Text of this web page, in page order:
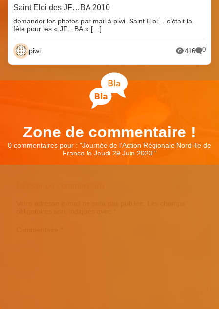
Saint Eloi des JF…BA 2010
demander les photos par mail à piwi. Saint Eloi… c’était la
fête pour les « JF…BA » […]
piwi 416 0
Zone de commentaire !
0 commentaires pour : "Journée de l’Action Régionale Nord-Ile de
France le Jeudi 29 Juin 2023 "